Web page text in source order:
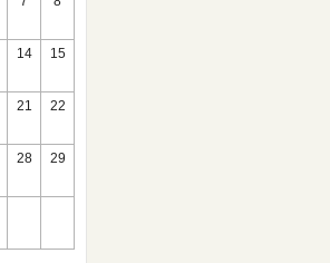
14 15
21 22
28 29